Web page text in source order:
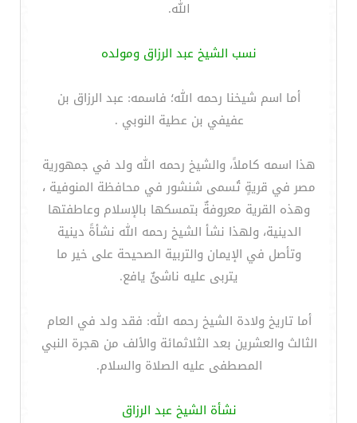
الله.
نسب الشيخ عبد الرزاق ومولده
أما اسم شيخنا رحمه الله؛ فاسمه: عبد الرزاق بن
عفيفي بن عطية النوبي .
هذا اسمه كاملاً، والشيخ رحمه الله ولد في جمهورية
مصر في قريةٍ تُسمى شنشور في محافظة المنوفية ،
وهذه القرية معروفةٌ بتمسكها بالإسلام وعاطفتها
الدينية، ولهذا نشأ الشيخ رحمه الله نشأةً دينية
وتأصل في الإيمان والتربية الصحيحة على خير ما
يتربى عليه ناشئٌ يافع.
أما تاريخ ولادة الشيخ رحمه الله: فقد ولد في العام
الثالث والعشرين بعد الثلاثمائة والألف من هجرة النبي
المصطفى عليه الصلاة والسلام.
نشأة الشيخ عبد الرزاق